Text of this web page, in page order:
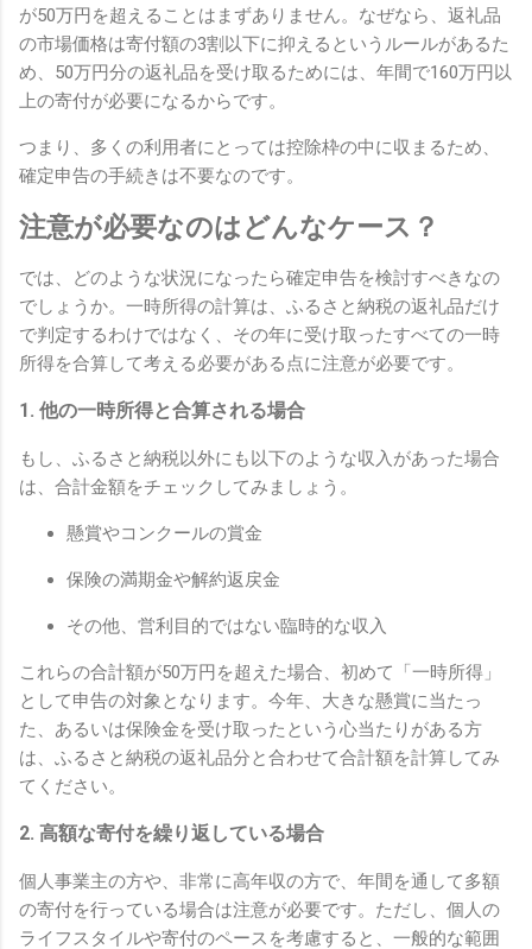
が50万円を超えることはまずありません。なぜなら、返礼品
の市場価格は寄付額の3割以下に抑えるというルールがあるた
め、50万円分の返礼品を受け取るためには、年間で160万円以
上の寄付が必要になるからです。
つまり、多くの利用者にとっては控除枠の中に収まるため、
確定申告の手続きは不要なのです。
注意が必要なのはどんなケース？
では、どのような状況になったら確定申告を検討すべきなの
でしょうか。一時所得の計算は、ふるさと納税の返礼品だけ
で判定するわけではなく、その年に受け取ったすべての一時
所得を合算して考える必要がある点に注意が必要です。
1. 他の一時所得と合算される場合
もし、ふるさと納税以外にも以下のような収入があった場合
は、合計金額をチェックしてみましょう。
懸賞やコンクールの賞金
保険の満期金や解約返戻金
その他、営利目的ではない臨時的な収入
これらの合計額が50万円を超えた場合、初めて「一時所得」
として申告の対象となります。今年、大きな懸賞に当たっ
た、あるいは保険金を受け取ったという心当たりがある方
は、ふるさと納税の返礼品分と合わせて合計額を計算してみ
てください。
2. 高額な寄付を繰り返している場合
個人事業主の方や、非常に高年収の方で、年間を通して多額
の寄付を行っている場合は注意が必要です。ただし、個人の
ライフスタイルや寄付のペースを考慮すると、一般的な範囲